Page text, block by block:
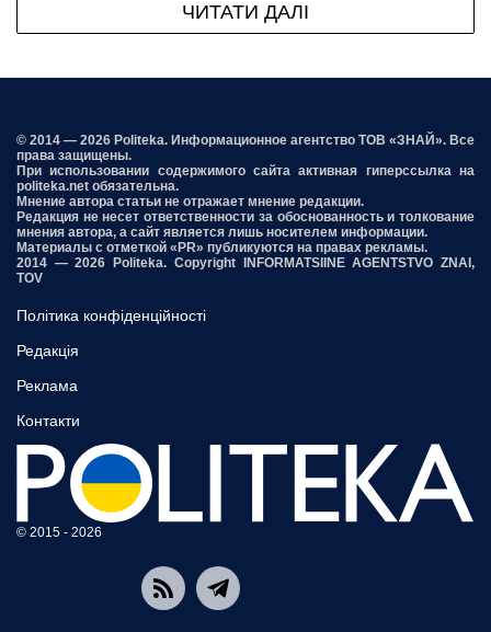
ЧИТАТИ ДАЛІ
© 2014 — 2026 Politeka. Информационное агентство ТОВ «ЗНАЙ». Все
права защищены.
При использовании содержимого сайта активная гиперссылка на
politeka.net обязательна.
Мнение автора статьи не отражает мнение редакции.
Редакция не несет ответственности за обоснованность и толкование
мнения автора, а сайт является лишь носителем информации.
Материалы с отметкой «PR» публикуются на правах рекламы.
2014 — 2026 Politeka. Copyright INFORMATSIINE AGENTSTVO ZNAI,
TOV
Політика конфіденційності
Редакція
Реклама
Контакти
© 2015 - 2026